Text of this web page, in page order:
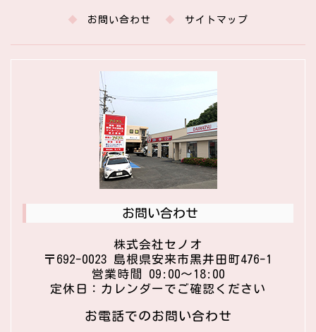
お問い合わせ サイトマップ
お問い合わせ
株式会社セノオ
〒692-0023 島根県安来市黒井田町476-1
営業時間 09:00〜18:00
定休日：カレンダーでご確認ください
お電話でのお問い合わせ